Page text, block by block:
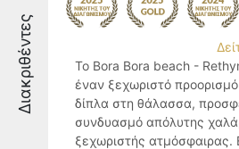
Διακριθέντες
Το Bora Bora beach -
έναν ξεχωριστό
δίπλα στη θάλασσα,
συνδυασμό απόλυτης
ξεχωριστής ατμόσφαιρας.